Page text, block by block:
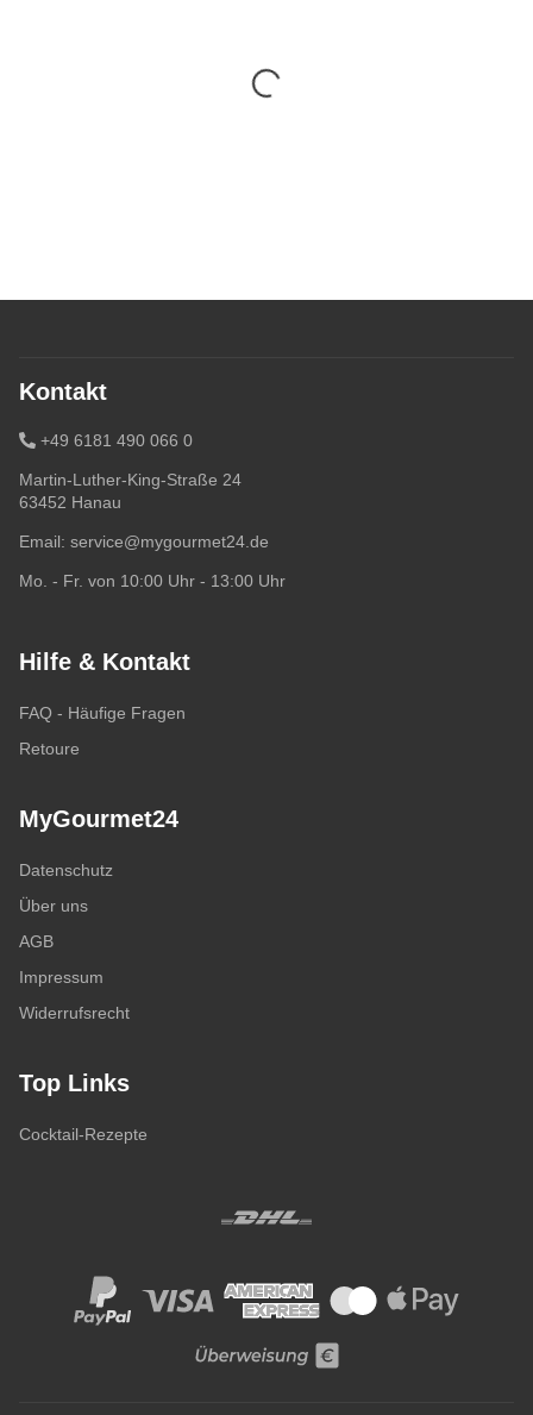
Kontakt
+49 6181 490 066 0
Martin-Luther-King-Straße 24
63452 Hanau
Email: service@mygourmet24.de
Mo. - Fr. von 10:00 Uhr - 13:00 Uhr
Hilfe & Kontakt
FAQ - Häufige Fragen
Retoure
MyGourmet24
Datenschutz
Über uns
AGB
Impressum
Widerrufsrecht
Top Links
Cocktail-Rezepte